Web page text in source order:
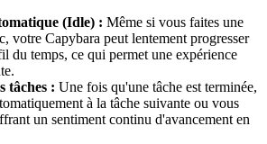
(Idle) : Même si vous faites une
votre Capybara peut lentement progresser
du temps, ce qui permet une expérience
tâches : Une fois qu'une tâche est terminée,
à la tâche suivante ou vous
un sentiment continu d'avancement en